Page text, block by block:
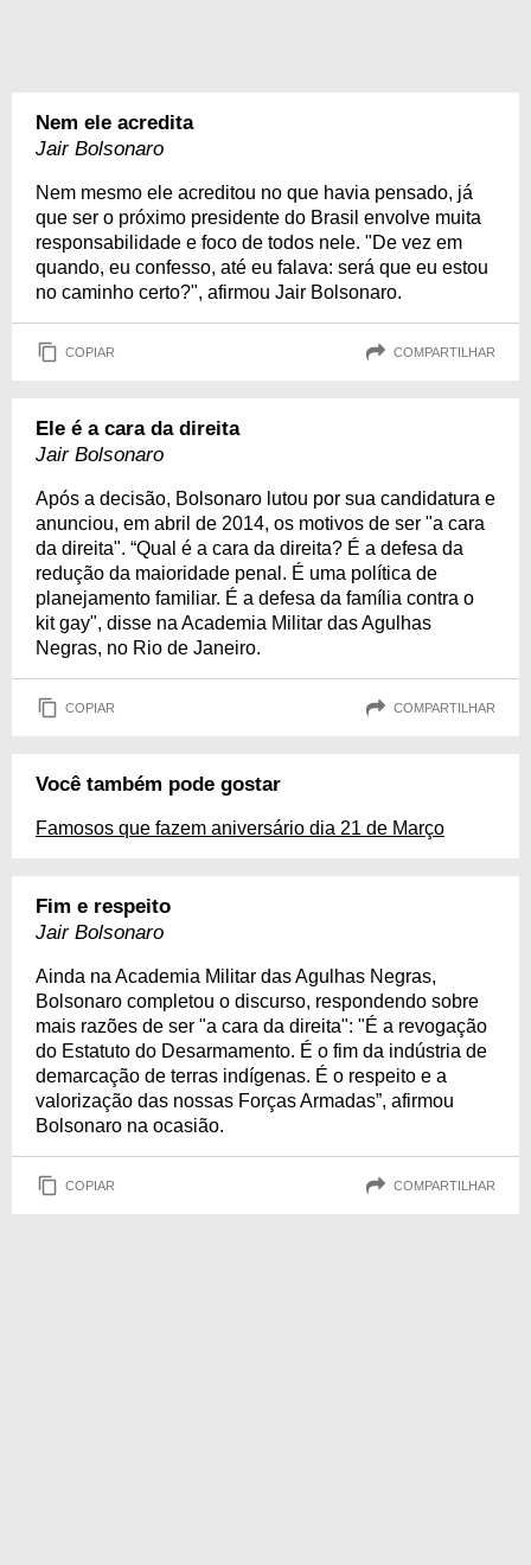
Nem ele acredita
Jair Bolsonaro
Nem mesmo ele acreditou no que havia pensado, já
que ser o próximo presidente do Brasil envolve muita
responsabilidade e foco de todos nele. "De vez em
quando, eu confesso, até eu falava: será que eu estou
no caminho certo?", afirmou Jair Bolsonaro.
COPIAR COMPARTILHAR
Ele é a cara da direita
Jair Bolsonaro
Após a decisão, Bolsonaro lutou por sua candidatura e
anunciou, em abril de 2014, os motivos de ser "a cara
da direita". “Qual é a cara da direita? É a defesa da
redução da maioridade penal. É uma política de
planejamento familiar. É a defesa da família contra o
kit gay", disse na Academia Militar das Agulhas
Negras, no Rio de Janeiro.
COPIAR COMPARTILHAR
Você também pode gostar
Famosos que fazem aniversário dia 21 de Março
Fim e respeito
Jair Bolsonaro
Ainda na Academia Militar das Agulhas Negras,
Bolsonaro completou o discurso, respondendo sobre
mais razões de ser "a cara da direita": "É a revogação
do Estatuto do Desarmamento. É o fim da indústria de
demarcação de terras indígenas. É o respeito e a
valorização das nossas Forças Armadas”, afirmou
Bolsonaro na ocasião.
COPIAR COMPARTILHAR